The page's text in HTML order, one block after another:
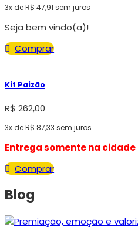
3x deR$ 47,91 sem juros
Seja bem vindo(a)!
Comprar
Kit Paizão
R$ 262,00
3x deR$ 87,33 sem juros
Entrega somente na cidade
Comprar
Blog